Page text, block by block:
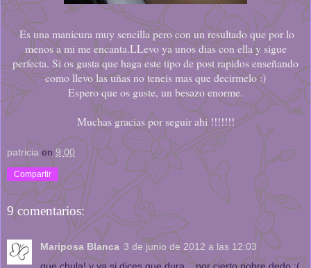
Es una manicura muy sencilla pero con un resultado que por lo
menos a mi me encanta.LLevo ya unos dias con ella y sigue
perfecta. Si os gusta que haga este tipo de post rapidos enseñando
como llevo las uñas no teneis mas que decirmelo :)
Espero que os guste, un besazo enorme.
Muchas gracias por seguir ahi !!!!!!!
patricia en9:00
Compartir
9 comentarios:
Mariposa Blanca 3 de junio de 2012 a las 12:03